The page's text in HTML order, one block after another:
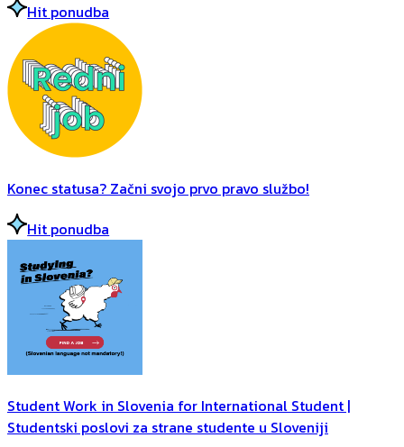
Hit ponudba
Konec statusa? Začni svojo prvo pravo službo!
Hit ponudba
Student Work in Slovenia for International Student |
Studentski poslovi za strane studente u Sloveniji